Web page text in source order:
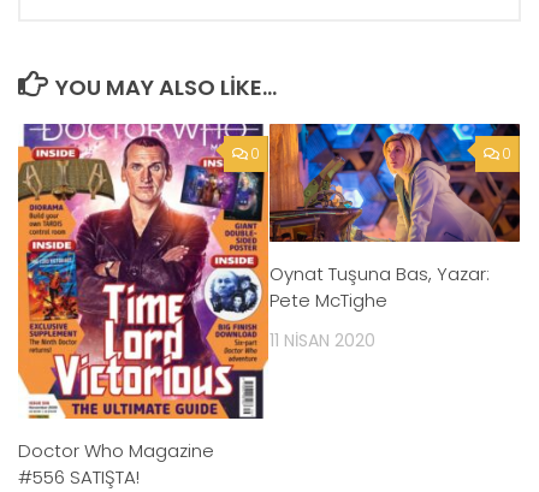
YOU MAY ALSO LIKE...
0
Doctor Who Magazine
#556 SATIŞTA!
0
Oynat Tuşuna Bas, Yazar:
Pete McTighe
11 NISAN 2020